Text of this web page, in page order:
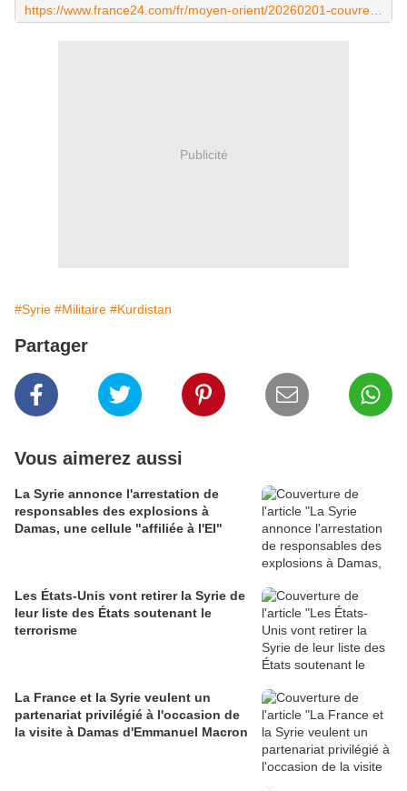
Publicité
#Syrie #Militaire #Kurdistan
Partager
Vous aimerez aussi
La Syrie annonce l'arrestation de
responsables des explosions à
Damas, une cellule "affiliée à l'EI"
Les États-Unis vont retirer la Syrie de
leur liste des États soutenant le
terrorisme
La France et la Syrie veulent un
partenariat privilégié à l'occasion de
la visite à Damas d'Emmanuel Macron